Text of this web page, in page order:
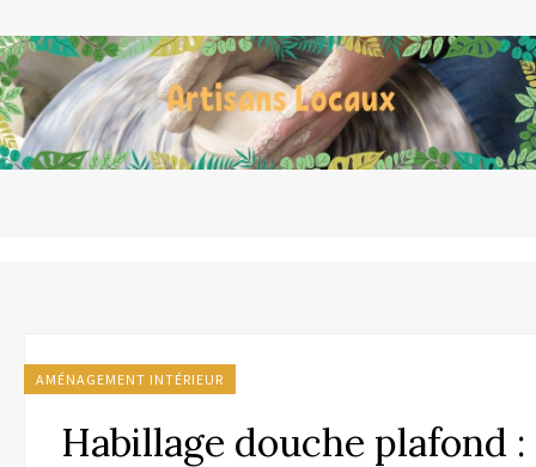
AMÉNAGEMENT INTÉRIEUR
Habillage douche plafond